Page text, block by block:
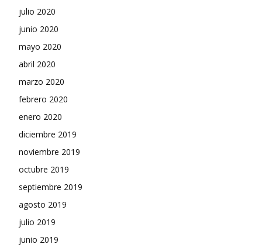
julio 2020
junio 2020
mayo 2020
abril 2020
marzo 2020
febrero 2020
enero 2020
diciembre 2019
noviembre 2019
octubre 2019
septiembre 2019
agosto 2019
julio 2019
junio 2019